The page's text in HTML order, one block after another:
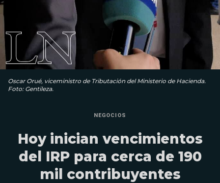
Oscar Orué, viceministro de Tributación del Ministerio de Hacienda.
Foto: Gentileza.
NEGOCIOS
Hoy inician vencimientos
del IRP para cerca de 190
mil contribuyentes